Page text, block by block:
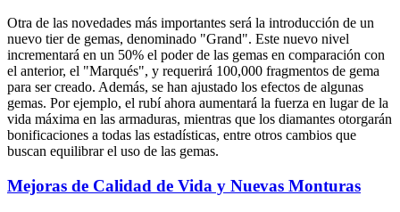
Otra de las novedades más importantes será la introducción de un
nuevo tier de gemas, denominado "Grand". Este nuevo nivel
incrementará en un 50% el poder de las gemas en comparación con
el anterior, el "Marqués", y requerirá 100,000 fragmentos de gema
para ser creado. Además, se han ajustado los efectos de algunas
gemas. Por ejemplo, el rubí ahora aumentará la fuerza en lugar de la
vida máxima en las armaduras, mientras que los diamantes otorgarán
bonificaciones a todas las estadísticas, entre otros cambios que
buscan equilibrar el uso de las gemas.
Mejoras de Calidad de Vida y Nuevas Monturas